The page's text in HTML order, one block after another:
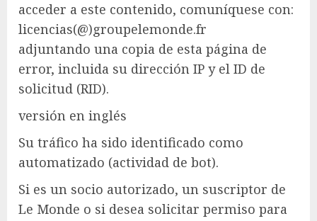
acceder a este contenido, comuníquese con:
licencias(@)groupelemonde.fr
adjuntando una copia de esta página de
error, incluida su dirección IP y el ID de
solicitud (RID).
versión en inglés
Su tráfico ha sido identificado como
automatizado (actividad de bot).
Si es un socio autorizado, un suscriptor de
Le Monde o si desea solicitar permiso para